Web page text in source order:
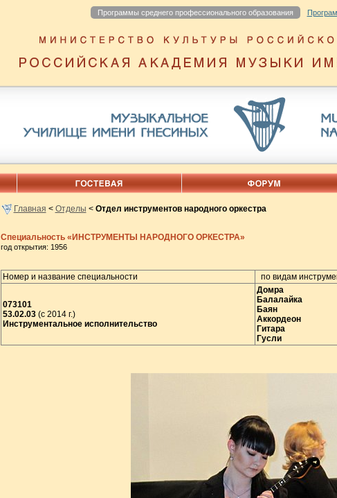
Программы среднего профессионального образования
Главная < Отделы < Отдел инструментов народного оркестра
Специальность «ИНСТРУМЕНТЫ НАРОДНОГО ОРКЕСТРА»
год открытия: 1956
Номер и название специальности по видам
073101
53.02.03(с 2014 г.)
Инструментальное исполнительство
Домра
Балалайка
Баян
Аккордеон
Гитара
Гусли